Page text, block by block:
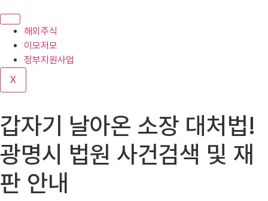
로
기
해외주식
이모저모
정부지원사업
X
갑자기 날아온 소장 대처법!
광명시 법원 사건검색 및 재
판 안내